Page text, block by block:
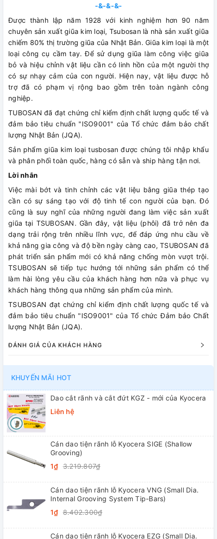
-&-&-&-
Được thành lập năm 1928 với kinh nghiệm hơn 90 năm
chuyên sản xuất giũa kim loại, Tsubosan là nhà sản xuất giũa
chiếm 80% thị trường giũa của Nhật Bản. Giũa kim loại là một
loại công cụ cầm tay. Để sử dụng giũa làm công việc giũa
bỏ và hiệu chỉnh vật liệu cần có linh hồn của một người thợ
có sự nhạy cảm của con người. Hiện nay, vật liệu được hỗ
trợ đã có phạm vị rộng bao gồm trên toàn ngành công
nghiệp.
TUBOSAN đã đạt chứng chỉ kiểm định chất lượng quốc tế và
đảm bảo tiêu chuẩn "ISO9001" của Tổ chức đảm bảo chất
lượng Nhật Bản (JQA).
Sản phẩm giũa kim loại tusbosan được chúng tôi nhập khẩu
và phân phối toàn quốc, hàng có sẵn và ship hàng tận nơi.
Lời nhắn
Việc mài bớt và tinh chỉnh các vật liệu bằng giũa thép tạo
cần có sự sáng tạo với độ tinh tế con người của bạn. Đó
cũng là suy nghĩ của những người đang làm việc sản xuất
giũa tại TSUBOSAN. Gần đây, vật liệu (phôi) đã trở nên đa
dạng trải rộng trên nhiều lĩnh vực, để đáp ứng nhu cầu về
khả năng gia công và độ bền ngày càng cao, TSUBOSAN đã
phát triển sản phẩm mới có khả năng chống mòn vượt trội.
TSUBOSAN sẽ tiếp tục hướng tới những sản phẩm có thể
làm hài lòng yêu cầu của khách hàng hơn nữa và phục vụ
khách hàng thông qua những sản phẩm của mình.
TSUBOSAN đạt chứng chỉ kiểm định chất lượng quốc tế và
đảm bảo tiêu chuẩn "ISO9001" của Tổ chức Đảm bảo Chất
lượng Nhật Bản (JQA).
ĐÁNH GIÁ CỦA KHÁCH HÀNG
KHUYẾN MÃI HOT
Dao cắt rãnh và cắt đứt KGZ - mới của Kyocera
Liên hệ
Cán dao tiện rãnh lỗ Kyocera SIGE (Shallow
Grooving)
1₫ 3.219.807₫
Cán dao tiện rãnh lỗ Kyocera VNG (Small Dia.
Internal Grooving System Tip-Bars)
1₫ 8.402.300₫
Cán dao tiện rãnh lỗ Kyocera EZG (Small Dia.